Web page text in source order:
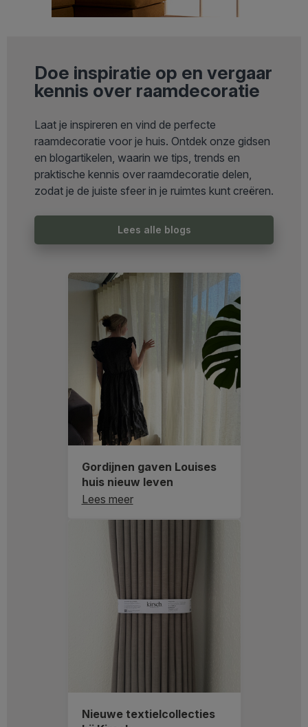
Doe inspiratie op en vergaar
kennis over raamdecoratie
Laat je inspireren en vind de perfecte
raamdecoratie voor je huis. Ontdek onze gidsen
en blogartikelen, waarin we tips, trends en
praktische kennis over raamdecoratie delen,
zodat je de juiste sfeer in je ruimtes kunt creëren.
Lees alle blogs
Gordijnen gaven Louises
huis nieuw leven
Lees meer
Nieuwe textielcollecties